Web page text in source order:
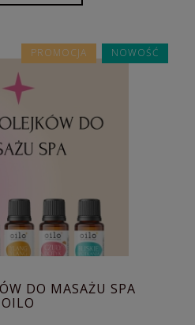
DO MASAŻU SPA
OILO
PROMOCJA NOWOŚĆ